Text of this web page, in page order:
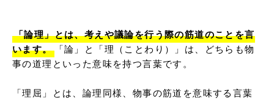
「論理」とは、考えや議論を行う際の筋道のことを言
います。「論」と「理（ことわり）」は、どちらも物
事の道理といった意味を持つ言葉です。
「理屈」とは、論理同様、物事の筋道を意味する言葉